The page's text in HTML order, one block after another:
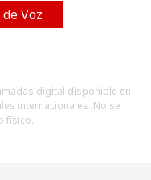
mejores
Voz
digital disponible en
internacionales. No se
físico.